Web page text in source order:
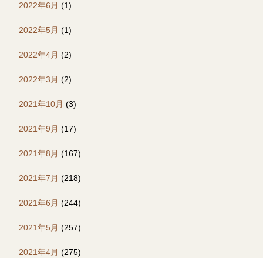
2022年6月 (1)
2022年5月 (1)
2022年4月 (2)
2022年3月 (2)
2021年10月 (3)
2021年9月 (17)
2021年8月 (167)
2021年7月 (218)
2021年6月 (244)
2021年5月 (257)
2021年4月 (275)